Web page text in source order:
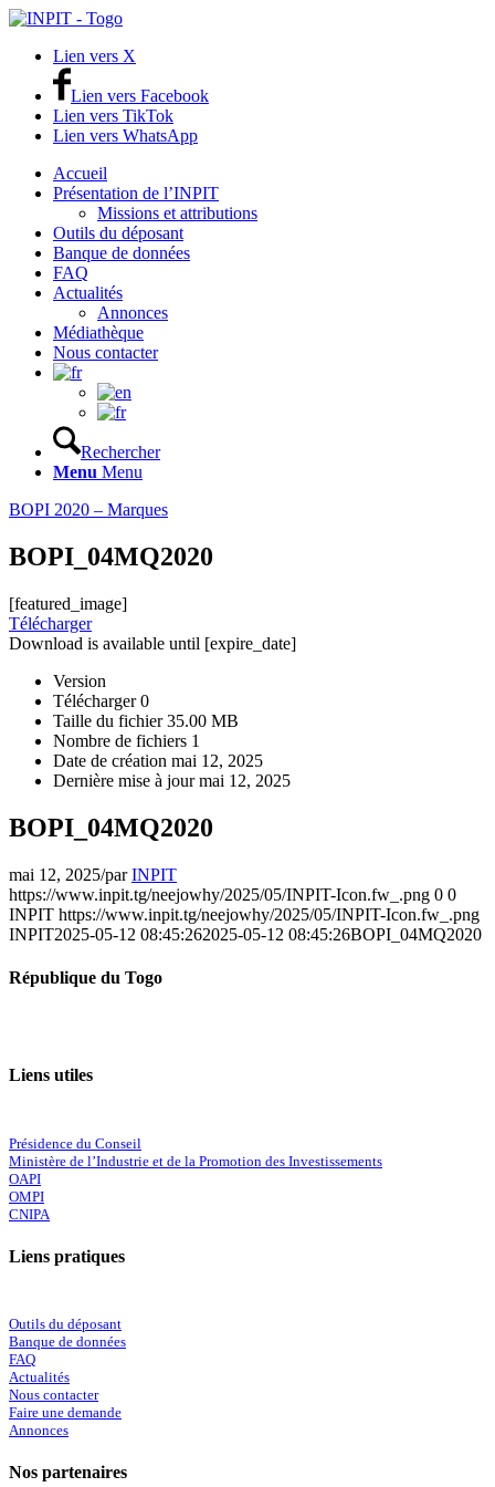
Lien vers X
Lien vers Facebook
Lien vers TikTok
Lien vers WhatsApp
Accueil
Présentation de l’INPIT
Missions et attributions
Outils du déposant
Banque de données
FAQ
Actualités
Annonces
Médiathèque
Nous contacter
Rechercher
Menu Menu
BOPI 2020 – Marques
BOPI_04MQ2020
[featured_image]
Télécharger
Download is available until [expire_date]
Version
Télécharger0
Taille du fichier35.00 MB
Nombre de fichiers 1
Date de création mai 12, 2025
Dernière mise à jourmai 12, 2025
BOPI_04MQ2020
mai 12, 2025/parINPIT
https://www.inpit.tg/neejowhy/2025/05/INPIT-Icon.fw_.png 0 0
INPIT https://www.inpit.tg/neejowhy/2025/05/INPIT-Icon.fw_.png
INPIT2025-05-12 08:45:262025-05-12 08:45:26BOPI_04MQ2020
République du Togo
Liens utiles
Présidence du Conseil
Ministère de l’Industrie et de la Promotion des Investissements
OAPI
OMPI
CNIPA
Liens pratiques
Outils du déposant
Banque de données
FAQ
Actualités
Nous contacter
Faire une demande
Annonces
Nos partenaires